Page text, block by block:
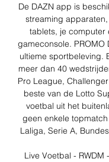
De DAZN app is
streaming
tablets, je computer
gameconsole. PROMO
ultieme sportbeleving.
meer dan 40
Pro League,
beste van de Lotto
voetbal uit het
geen enkele
Laliga, Serie A,
Live Voetbal - RWDM